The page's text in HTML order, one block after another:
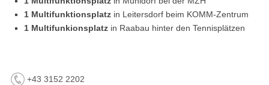
1 Multifunktionsplatz in Leitersdorf beim KOMM-Zentrum
1 Multifunkionsplatz in Raabau hinter den Tennisplätzen
+43 3152 2202